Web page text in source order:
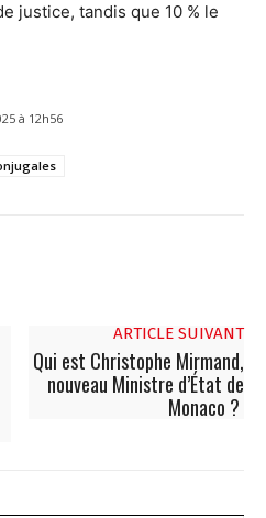
justice, tandis que 10 % le
à 12h56
ARTICLE SUIVANT
Qui est Christophe Mirmand,
nouveau Ministre d’État de
Monaco ?